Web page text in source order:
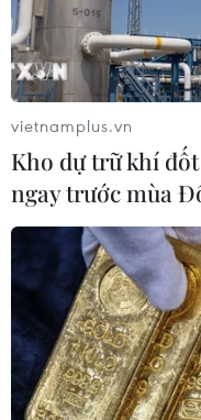
vietnamplus.vn
Kho dự trữ khí đốt
ngay trước mùa